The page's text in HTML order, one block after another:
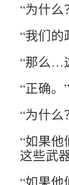
“为什么
“我们
“那么…
“正确。”
“为什么
“如果
这些武
“如果